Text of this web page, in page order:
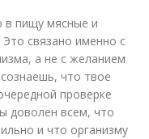
в пищу мясные и
связано именно с
а не с желанием
что твое
проверке
доволен всем, что
и что организму